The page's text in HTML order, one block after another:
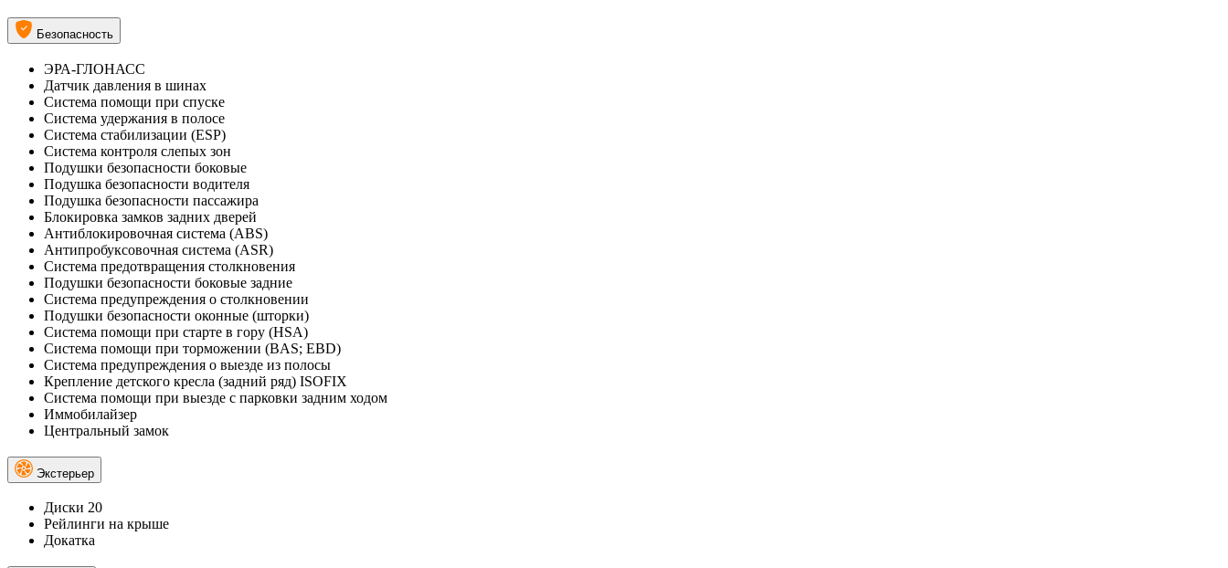
Безопасность
ЭРА-ГЛОНАСС
Датчик давления в шинах
Система помощи при спуске
Система удержания в полосе
Система стабилизации (ESP)
Система контроля слепых зон
Подушки безопасности боковые
Подушка безопасности водителя
Подушка безопасности пассажира
Блокировка замков задних дверей
Антиблокировочная система (ABS)
Антипробуксовочная система (ASR)
Система предотвращения столкновения
Подушки безопасности боковые задние
Система предупреждения о столкновении
Подушки безопасности оконные (шторки)
Система помощи при старте в гору (HSA)
Система помощи при торможении (BAS; EBD)
Система предупреждения о выезде из полосы
Крепление детского кресла (задний ряд) ISOFIX
Система помощи при выезде с парковки задним ходом
Иммобилайзер
Центральный замок
Экстерьер
Диски 20
Рейлинги на крыше
Докатка